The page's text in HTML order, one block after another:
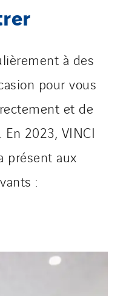
à des
pour vous
et de
2023, VINCI
présent aux
: